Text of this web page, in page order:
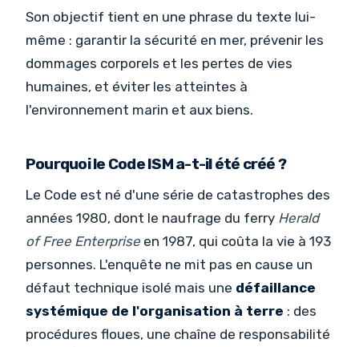
Son objectif tient en une phrase du texte lui-
même : garantir la sécurité en mer, prévenir les
dommages corporels et les pertes de vies
humaines, et éviter les atteintes à
l'environnement marin et aux biens.
Pourquoi le Code ISM a-t-il été créé ?
Le Code est né d'une série de catastrophes des
années 1980, dont le naufrage du ferry Herald
of Free Enterprise en 1987, qui coûta la vie à 193
personnes. L'enquête ne mit pas en cause un
défaut technique isolé mais une défaillance
systémique de l'organisation à terre : des
procédures floues, une chaîne de responsabilité